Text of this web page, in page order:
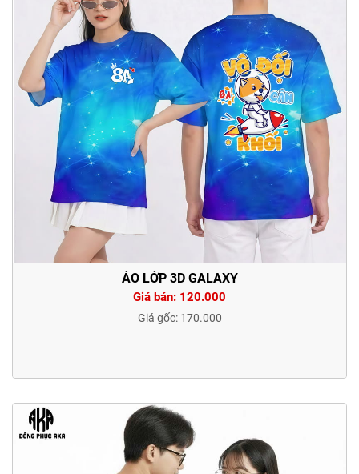
ÁO LỚP 3D GALAXY
Giá bán: 120.000
Giá gốc:170.000